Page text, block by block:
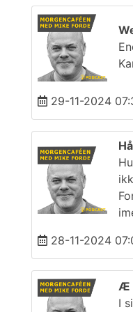
29-11-2024
28-11-2024
Æ
I